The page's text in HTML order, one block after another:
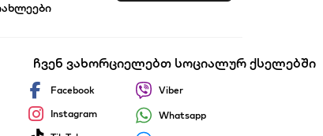
ჩვენ ვახორციელებთ სოციალურ ქსელებში
Facebook
Instagram
Viber
Whatsapp